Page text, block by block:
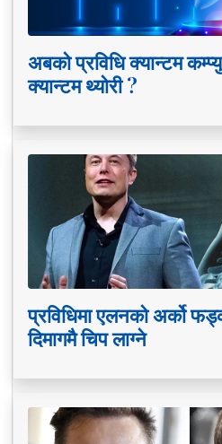
अबको प्रविधि क्यान्टम
क्यान्टम थ्योरी ?
प्रविधिमा एलनको अर्को
दिमागमै चिप लाग्ने